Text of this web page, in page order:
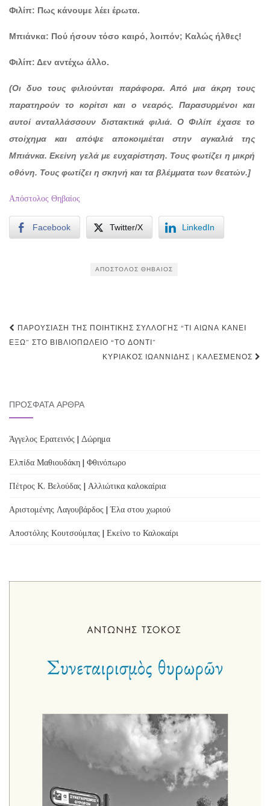
Φιλίπ: Πως κάνουμε λέει έρωτα.
Μπιάνκα: Πού ήσουν τόσο καιρό, λοιπόν; Καλώς ήλθες!
Φιλίπ: Δεν αντέχω άλλο.
(Οι δυο τους φιλιούνται παράφορα. Από μια άκρη τους
παρατηρούν το κορίτσι και ο νεαρός. Παρασυρμένοι και
αυτοί ανταλλάσσουν διστακτικά φιλιά. Ο Φιλίπ έχασε το
στοίχημα και απόψε αποκοιμιέται στην αγκαλιά της
Μπιάνκα. Εκείνη γελά με ευχαρίστηση. Τους φωτίζει η μικρή
οθόνη. Τους φωτίζει η σκηνή και τα βλέμματα των θεατών.]
Απόστολος Θηβαίος
Facebook Twitter/X LinkedIn
ΑΠΌΣΤΟΛΟΣ ΘΗΒΑΊΟΣ
Post
navigation
ΠΑΡΟΥΣΊΑΣΗ ΤΗΣ ΠΟΙΗΤΙΚΉΣ ΣΥΛΛΟΓΉΣ “ΤΙ ΑΙΩΝΑ ΚΑΝΕΙ
ΕΞΩ” ΣΤΟ ΒΙΒΛΙΟΠΩΛΕΊΟ “ΤΟ ΔΌΝΤΙ”
ΚΥΡΙΆΚΟΣ ΙΩΑΝΝΊΔΗΣ | ΚΑΛΕΣΜΈΝΟΣ
ΠΡΌΣΦΑΤΑ ΆΡΘΡΑ
Άγγελος Ερατεινός | Δώρημα
Ελπίδα Μαθιουδάκη | Φθινόπωρο
Πέτρος Κ. Βελούδας | Αλλιώτικα καλοκαίρια
Αριστομένης Λαγουβάρδος | Έλα στου χωριού
Αποστόλης Κουτσούμπας | Εκείνο το Καλοκαίρι